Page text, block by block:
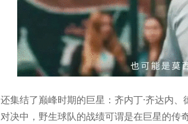
还集结了巅峰时期的巨星：齐内丁·齐达内
对决中，野生球队的战绩可谓是在巨星的传